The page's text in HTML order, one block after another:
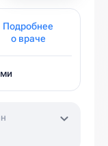
Подробнее
о враче